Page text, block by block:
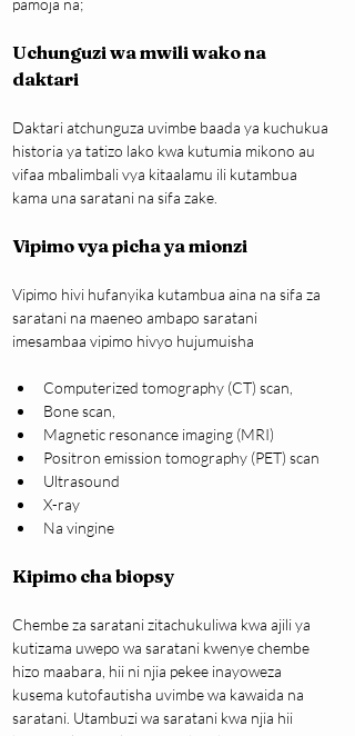
pamoja na;
Uchunguzi wa mwili wako na
daktari
Daktari atchunguza uvimbe baada ya kuchukua
historia ya tatizo lako kwa kutumia mikono au
vifaa mbalimbali vya kitaalamu ili kutambua
kama una saratani na sifa zake.
Vipimo vya picha ya mionzi
Vipimo hivi hufanyika kutambua aina na sifa za
saratani na maeneo ambapo saratani
imesambaa vipimo hivyo hujumuisha
Computerized tomography (CT) scan,
Bone scan,
Magnetic resonance imaging (MRI)
Positron emission tomography (PET) scan
Ultrasound
X-ray
Na vingine
Kipimo cha biopsy
Chembe za saratani zitachukuliwa kwa ajili ya
kutizama uwepo wa saratani kwenye chembe
hizo maabara, hii ni njia pekee inayoweza
kusema kutofautisha uvimbe wa kawaida na
saratani. Utambuzi wa saratani kwa njia hii